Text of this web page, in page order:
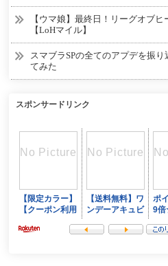
【ウマ娘】最終日！リーグオブヒ
【LoHマイル】
スマブラSPの全てのアプデを振
てみた
スポンサードリンク